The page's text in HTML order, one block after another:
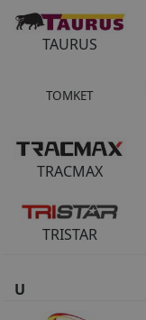
TAURUS
TOMKET
TRACMAX
TRISTAR
U